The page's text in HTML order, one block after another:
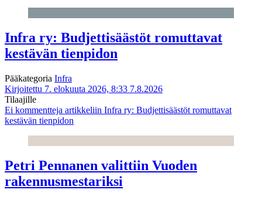
Infra ry: Budjettisäästöt romuttavat
kestävän tienpidon
Pääkategoria Infra
Kirjoitettu 7. elokuuta 2026, 8:33 7.8.2026
Tilaajille
Ei kommentteja artikkeliin Infra ry: Budjettisäästöt romuttavat
kestävän tienpidon
Petri Pennanen valittiin Vuoden
rakennusmestariksi